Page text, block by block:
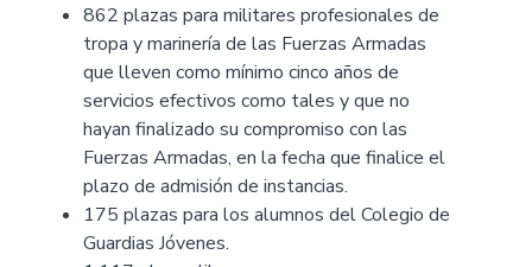
862 plazas para militares profesionales de
tropa y marinería de las Fuerzas Armadas
que lleven como mínimo cinco años de
servicios efectivos como tales y que no
hayan finalizado su compromiso con las
Fuerzas Armadas, en la fecha que finalice el
plazo de admisión de instancias.
175 plazas para los alumnos del Colegio de
Guardias Jóvenes.